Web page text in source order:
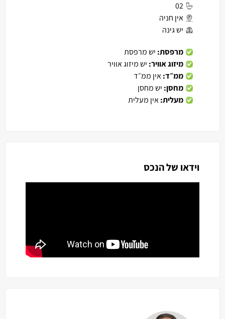
02
אין חניה
יש גינה
מרפסת: יש מרפסת
מיזוג אוויר: יש מיזוג אוויר
ממ״ד:אין ממ״ד
מחסן: יש מחסן
מעלית:אין מעלית
וידאו של הנכס